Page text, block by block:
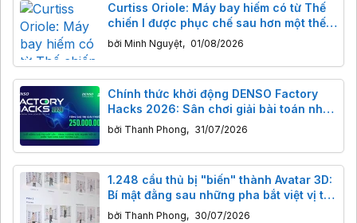
Curtiss Oriole: Máy bay hiếm có từ Thế
chiến I được phục chế sau hơn một thế
kỷ
bởi Minh Nguyệt, 01/08/2026
Chính thức khởi động DENSO Factory
Hacks 2026: Sân chơi giải bài toán nhà
máy thông minh cho giới trẻ Việt
bởi Thanh Phong, 31/07/2026
1.248 cầu thủ bị "biến" thành Avatar 3D:
Bí mật đằng sau những pha bắt việt vị tại
World Cup 2026
bởi Thanh Phong, 30/07/2026